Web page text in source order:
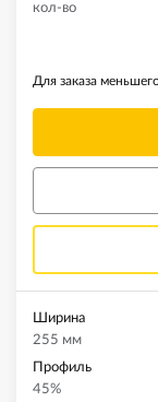
кол-во
Для заказа
Ширина
255 мм
Профиль
45%